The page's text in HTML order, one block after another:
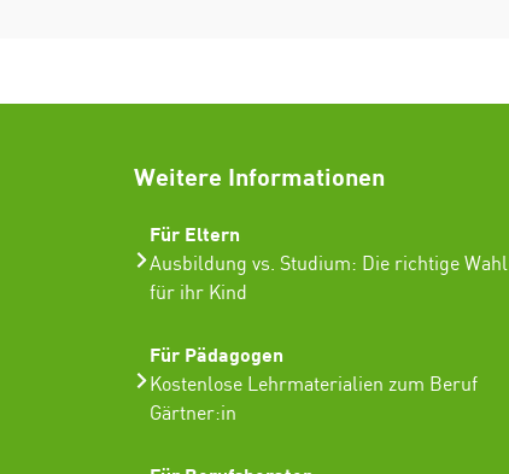
Weitere Informationen
Für Eltern
Ausbildung vs. Studium: Die richtige Wahl
für ihr Kind
Für Pädagogen
Kostenlose Lehrmaterialien zum Beruf
Gärtner:in